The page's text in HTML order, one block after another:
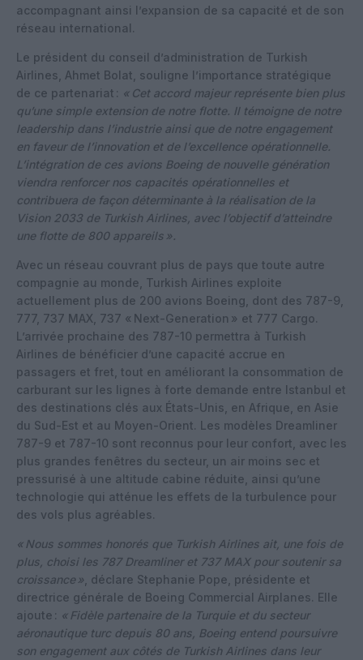
accompagnant ainsi l’expansion de sa capacité et de son
réseau international.
Le président du conseil d’administration de Turkish
Airlines, Ahmet Bolat, souligne l’importance stratégique
de ce partenariat : « Cet accord majeur représente bien plus
qu’une simple extension de notre flotte. Il témoigne de notre
leadership dans l’industrie ainsi que de notre engagement
en faveur de l’innovation et de l’excellence opérationnelle.
L’intégration de ces avions Boeing de nouvelle génération
viendra renforcer nos capacités opérationnelles et
contribuera de façon déterminante à la réalisation de la
Vision 2033 de Turkish Airlines, avec l’objectif d’atteindre
une flotte de 800 appareils ».
Avec un réseau couvrant plus de pays que toute autre
compagnie au monde, Turkish Airlines exploite
actuellement plus de 200 avions Boeing, dont des 787-9,
777, 737 MAX, 737 « Next-Generation » et 777 Cargo.
L’arrivée prochaine des 787-10 permettra à Turkish
Airlines de bénéficier d’une capacité accrue en
passagers et fret, tout en améliorant la consommation de
carburant sur les lignes à forte demande entre Istanbul et
des destinations clés aux États-Unis, en Afrique, en Asie
du Sud-Est et au Moyen-Orient. Les modèles Dreamliner
787-9 et 787-10 sont reconnus pour leur confort, avec les
plus grandes fenêtres du secteur, un air moins sec et
pressurisé à une altitude cabine réduite, ainsi qu’une
technologie qui atténue les effets de la turbulence pour
des vols plus agréables.
« Nous sommes honorés que Turkish Airlines ait, une fois de
plus, choisi les 787 Dreamliner et 737 MAX pour soutenir sa
croissance » , déclare Stephanie Pope, présidente et
directrice générale de Boeing Commercial Airplanes. Elle
ajoute : « Fidèle partenaire de la Turquie et du secteur
aéronautique turc depuis 80 ans, Boeing entend poursuivre
son engagement aux côtés de Turkish Airlines dans leur